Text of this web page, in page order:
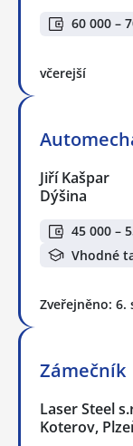
60 000 –
včerejší
Jiří Kašpar
Dýšina
45 000 –
Vhodné
Zveřejněno: 6.
Zámečník
Laser Steel
Koterov,